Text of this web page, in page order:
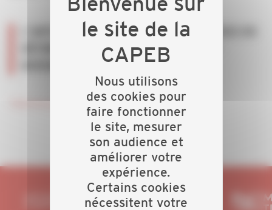
L’ARTISANAT ET LES PETITES ENTREPRISES DU
BÂTIMENT - ENJEUX ET PERSPECTIVES -
NOVEMBRE 2016
Télécharger le dossier de presse
Nous utilisons
des cookies pour
faire fonctionner
le site, mesurer
son audience et
améliorer votre
expérience.
Certains cookies
nécessitent votre